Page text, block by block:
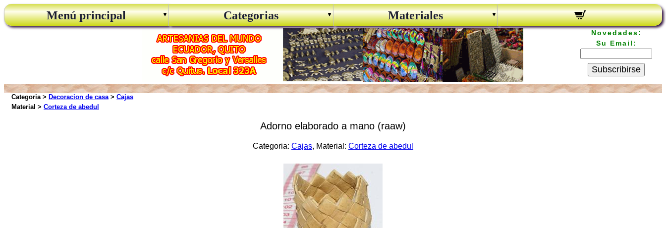
Menú principal Categorias Materiales
Novedades:
Su Email:
Subscribirse
Categoria > Decoracion de casa> Cajas
Material > Corteza de abedul
Adorno elaborado a mano (raaw)
Categoria: Cajas, Material: Corteza de abedul